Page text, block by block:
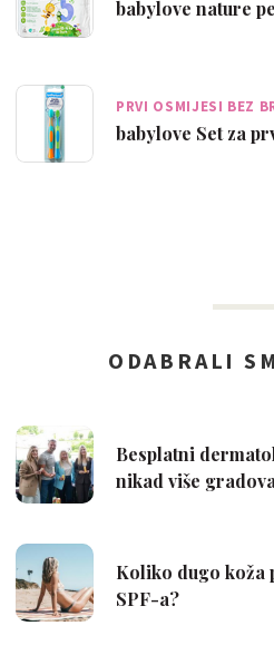
babylove nature
PRVI OSMIJESI BEZ
babylove Set za